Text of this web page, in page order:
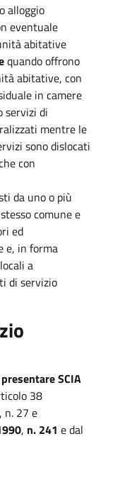
alloggio
eventuale
abitative
quando offrono
abitative, con
in camere
servizi di
mentre le
sono dislocati
con
da uno o più
comune e
ed
e, in forma
a
di servizio
SCIA
38
, n. 27 e
, n. 241 e dal